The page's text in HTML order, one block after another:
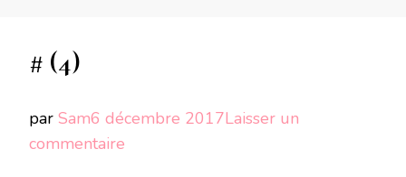
# (4)
par Sam6 décembre 2017Laisser un
commentaire